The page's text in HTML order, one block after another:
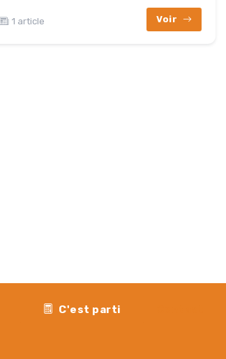
1 article Voir
C'est parti